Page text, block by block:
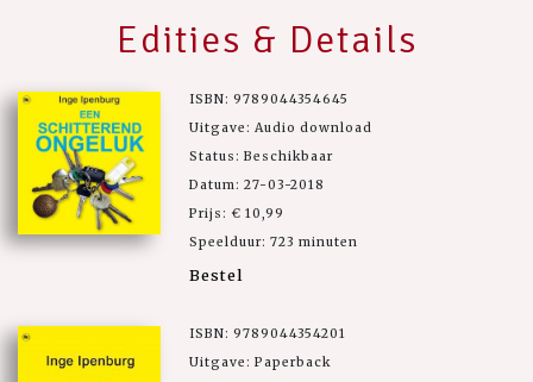
Edities & Details
ISBN: 9789044354645
Uitgave: Audio download
Status: Beschikbaar
Datum: 27-03-2018
Prijs: € 10,99
Speelduur: 723 minuten
Bestel
ISBN: 9789044354201
Uitgave: Paperback